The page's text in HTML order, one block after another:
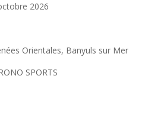
2026
Orientales, Banyuls sur Mer
SPORTS